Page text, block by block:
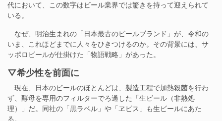
代において、この数字はビール業界では驚きを持って迎えられて
いる。
なぜ、明治生まれの「日本最古のビールブランド」が、令和の
いま、これほどまでに人々をひきつけるのか。その背景には、サ
ッポロビールが仕掛けた「物語戦略」があった。
▽希少性を前面に
現在、日本のビールのほとんどは、製造工程で加熱殺菌を行わ
ず、酵母を専用のフィルターでろ過した「生ビール（非熱処
理）」だ。同社の「黒ラベル」や「ヱビス」も生ビールにあた
る。